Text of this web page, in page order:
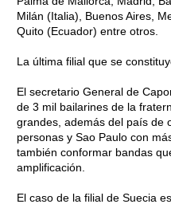
Milán (Italia), Buenos Aires,
Quito (Ecuador) entre otros.
La última filial que se
El secretario General de
de 3 mil bailarines de la
grandes, además del país de
personas y Sao Paulo con
también conformar bandas
amplificación.
El caso de la filial de Suecia